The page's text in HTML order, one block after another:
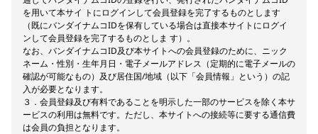
を用いて本サイ トにログインして会員登録を完了するものとします
（既にバンダイナムコIDを保有している場合は直接本サイトにログイ
ンして会員登録を完了するものとしま す）。
なお、バンダイナムコID及び本サイトへの会員登録のために、ニック
ネーム・性別・生年月日・電子メールアドレス（定期的に電子メールの
確認が可能なもの）及び居住国/地域（以下「会員情報」という）の記
入が必要となります。
３．会員登録及び有料であることを明示した一部のサービスを除く本サ
ービスの利用は無料です。ただし、本サイトへの接続等に要する通信費
は会員の負担となります。